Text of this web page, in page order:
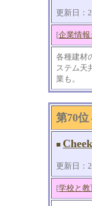
更新日：
[企業情
各種建材
ステム天
業も。
第70位
■
更新日：
[学校と